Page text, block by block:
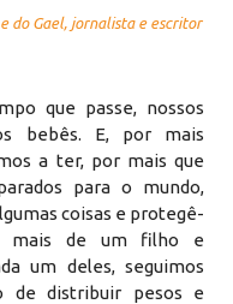
do Gael, jornalista e escritor
que passe, nossos
bebês. E, por mais
a ter, por mais que
para o mundo,
coisas e protegê-
mais de um filho e
um deles, seguimos
de distribuir pesos e